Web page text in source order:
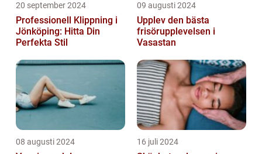
20 september 2024
Professionell Klippning i
Jönköping: Hitta Din
Perfekta Stil
09 augusti 2024
Upplev den bästa
frisörupplevelsen i
Vasastan
08 augusti 2024 16 juli 2024